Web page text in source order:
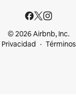
© 2026 Airbnb, Inc.
Privacidad
Términos